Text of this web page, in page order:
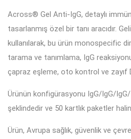
Across® Gel Anti-IgG, detaylı
tasarlanmış özel bir tanı aracıdır.
kullanılarak, bu ürün monospecific
tarama ve tanımlama, IgG
çapraz eşleme, oto kontrol ve zayıf
Ürünün konfigürasyonu IgG/IgG/
şeklindedir ve 50 kartlık paketler
Ürün, Avrupa sağlık, güvenlik ve